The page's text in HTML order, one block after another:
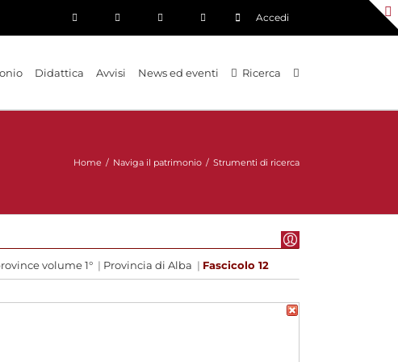
Accedi
Didattica Avvisi News ed eventi Ricerca
Home / Naviga il patrimonio / Strumenti di ricerca
volume 1° | Provincia di Alba | Fascicolo 12